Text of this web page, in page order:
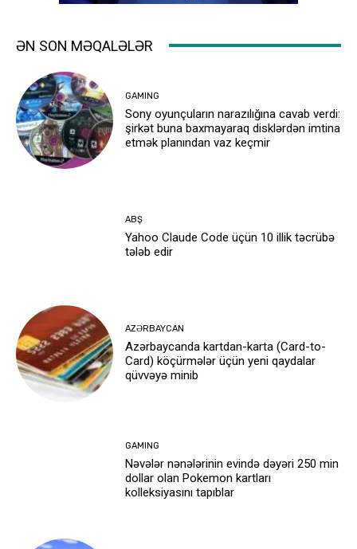
ƏN SON MƏQALƏLƏR
GAMING
Sony oyunçuların narazılığına cavab verdi:
şirkət buna baxmayaraq disklərdən imtina
etmək planından vaz keçmir
ABŞ
Yahoo Claude Code üçün 10 illik təcrübə
tələb edir
AZƏRBAYCAN
Azərbaycanda kartdan-karta (Card-to-
Card) köçürmələr üçün yeni qaydalar
qüvvəyə minib
GAMING
Nəvələr nənələrinin evində dəyəri 250 min
dollar olan Pokemon kartları
kolleksiyasını tapıblar